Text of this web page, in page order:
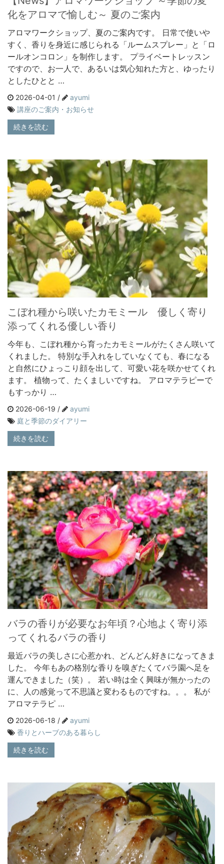
化をアロマで愉しむ～ 夏のご案内
アロマワークショップ、夏のご案内です。 日常で使いや
すく、香りを身近に感じられる「ルームスプレー」と「ロ
ールオンコロン」を制作します。 プライベートレッスン
ですので、お一人で、あるいは気心知れた方と、ゆったり
としたひとと …
2026-04-01 /
ayumi
講座のご案内・お知らせ
続きを読む
こぼれ種から咲いたカモミール 優しく寄り
添ってくれる優しい香り
今年も、こぼれ種から育ったカモミールがたくさん咲いて
くれました。 特別な手入れをしていなくても、春になる
と自然にひょっこり顔を出して、可愛い花を咲かせてくれ
ます。 植物って、たくましいですね。 アロマテラピーで
もすっかり …
2026-06-19 /
ayumi
庭と季節のダイアリー
続きを読む
バラの香りが必要なお年頃？心地よく寄り添
ってくれるバラの香り
最近バラの美しさに心惹かれ、どんどん好きになってきま
した。 今年もあの格別な香りを嗅ぎたくてバラ園へ足を
運んできました（笑）。 若い時は全く興味が無かったの
に、人の感覚って不思議と変わるものですね。。。 私が
アロマテラピ …
2026-06-18 /
ayumi
香りとハーブのある暮らし
続きを読む